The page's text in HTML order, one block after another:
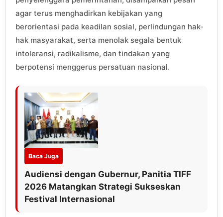
agar terus menghadirkan kebijakan yang
berorientasi pada keadilan sosial, perlindungan hak-
hak masyarakat, serta menolak segala bentuk
intoleransi, radikalisme, dan tindakan yang
berpotensi menggerus persatuan nasional.
Baca Juga
Audiensi dengan Gubernur, Panitia TIFF
2026 Matangkan Strategi Sukseskan
Festival Internasional